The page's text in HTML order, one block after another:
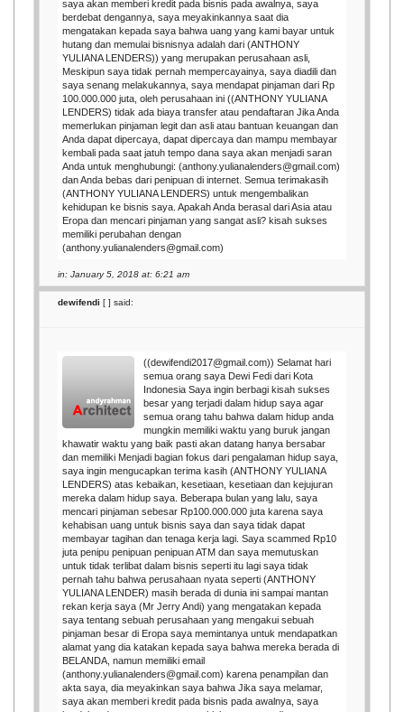
saya akan memberi kredit pada bisnis pada awalnya, saya
berdebat dengannya, saya meyakinkannya saat dia
mengatakan kepada saya bahwa uang yang kami bayar untuk
hutang dan memulai bisnisnya adalah dari (ANTHONY
YULIANA LENDERS)) yang merupakan perusahaan asli,
Meskipun saya tidak pernah mempercayainya, saya diadili dan
saya senang melakukannya, saya mendapat pinjaman dari Rp
100.000.000 juta, oleh perusahaan ini ((ANTHONY YULIANA
LENDERS) tidak ada biaya transfer atau pendaftaran Jika Anda
memerlukan pinjaman legit dan asli atau bantuan keuangan dan
Anda dapat dipercaya, dapat dipercaya dan mampu membayar
kembali pada saat jatuh tempo dana saya akan menjadi saran
Anda untuk menghubungi: (anthony.yulianalenders@gmail.com)
dan Anda bebas dari penipuan di internet. Semua terimakasih
(ANTHONY YULIANA LENDERS) untuk mengembalikan
kehidupan ke bisnis saya. Apakah Anda berasal dari Asia atau
Eropa dan mencari pinjaman yang sangat asli? kisah sukses
memiliki perubahan dengan
(anthony.yulianalenders@gmail.com)
in: January 5, 2018 at: 6:21 am
dewifendi [] said:
((dewifendi2017@gmail.com)) Selamat hari
semua orang saya Dewi Fedi dari Kota
Indonesia Saya ingin berbagi kisah sukses
besar yang terjadi dalam hidup saya agar
semua orang tahu bahwa dalam hidup anda
mungkin memiliki waktu yang buruk jangan
khawatir waktu yang baik pasti akan datang hanya bersabar
dan memiliki Menjadi bagian fokus dari pengalaman hidup saya,
saya ingin mengucapkan terima kasih (ANTHONY YULIANA
LENDERS) atas kebaikan, kesetiaan, kesetiaan dan kejujuran
mereka dalam hidup saya. Beberapa bulan yang lalu, saya
mencari pinjaman sebesar Rp100.000.000 juta karena saya
kehabisan uang untuk bisnis saya dan saya tidak dapat
membayar tagihan dan tenaga kerja lagi. Saya scammed Rp10
juta penipu penipuan penipuan ATM dan saya memutuskan
untuk tidak terlibat dalam bisnis seperti itu lagi saya tidak
pernah tahu bahwa perusahaan nyata seperti (ANTHONY
YULIANA LENDER) masih berada di dunia ini sampai mantan
rekan kerja saya (Mr Jerry Andi) yang mengatakan kepada
saya tentang sebuah perusahaan yang mengakui sebuah
pinjaman besar di Eropa saya memintanya untuk mendapatkan
alamat yang dia katakan kepada saya bahwa mereka berada di
BELANDA, namun memiliki email
(anthony.yulianalenders@gmail.com) karena penampilan dan
akta saya, dia meyakinkan saya bahwa Jika saya melamar,
saya akan memberi kredit pada bisnis pada awalnya, saya